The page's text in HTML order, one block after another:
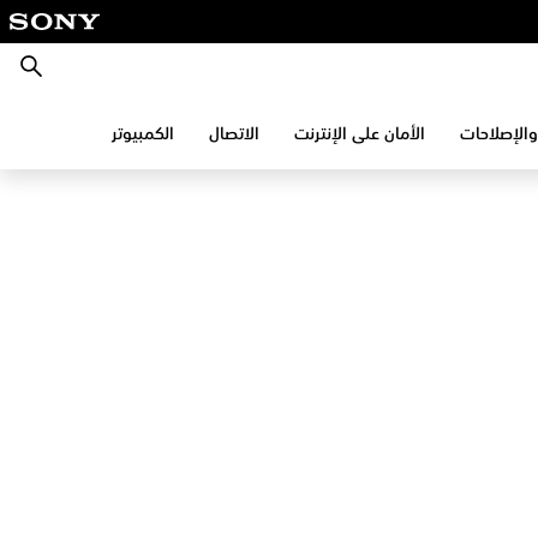
بحث
الأمان على الإنترنت الاتصال الكمبيوتر